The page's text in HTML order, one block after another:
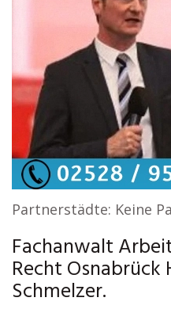
Partnerstädte: Keine
Fachanwalt
Recht Osnabrück
Schmelzer.